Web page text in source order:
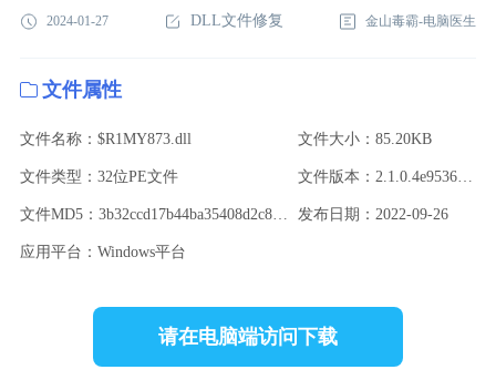
2024-01-27 DLL文件修复 金山毒霸-电脑医生
文件属性
文件名称：$R1MY873.dll 文件大小：85.20KB
文件类型：32位PE文件 文件版本：2.1.0.4e9536d0f612
文件MD5：3b32ccd17b44ba35408d2c84d0b62f45 发布日期：2022-09-26
应用平台：Windows平台
请在电脑端访问下载